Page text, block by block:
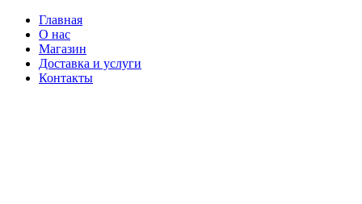
Главная
О нас
Магазин
Доставка и услуги
Контакты